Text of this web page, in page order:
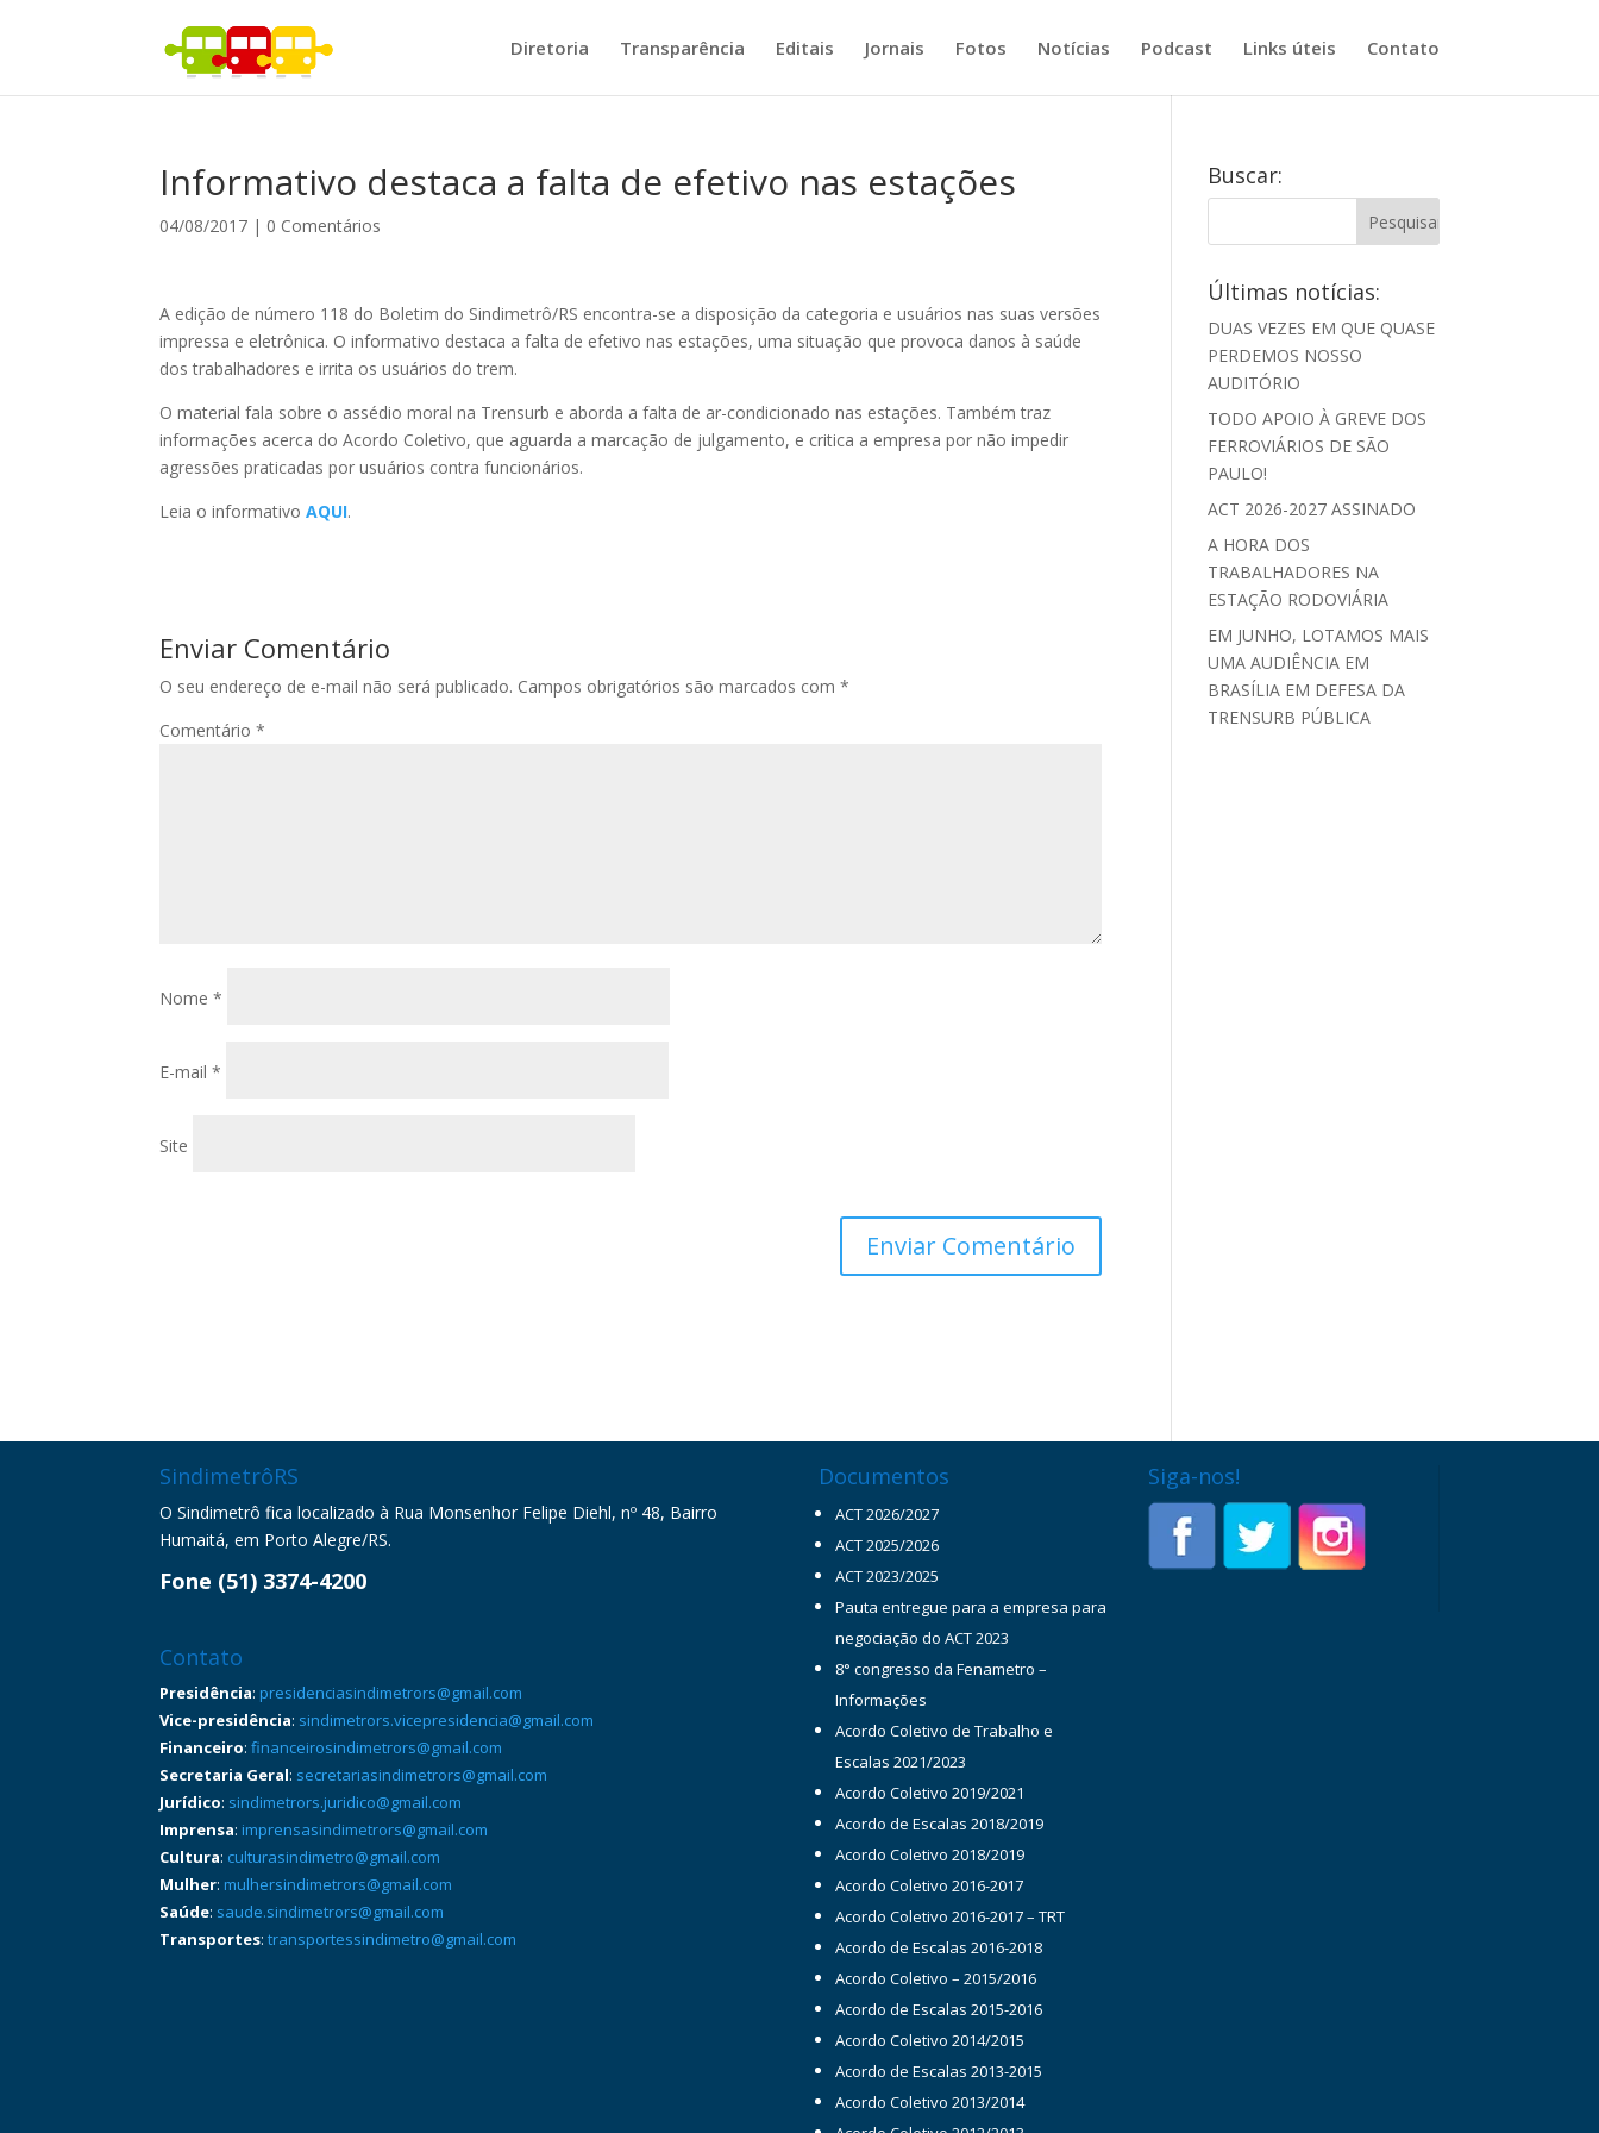
Diretoria Transparência Editais Jornais Fotos Notícias Podcast Links úteis Contato
Informativo destaca a falta de efetivo nas estações
04/08/2017 | 0 Comentários
A edição de número 118 do Boletim do Sindimetrô/RS encontra-se a disposição da categoria e usuários nas suas versões
impressa e eletrônica. O informativo destaca a falta de efetivo nas estações, uma situação que provoca danos à saúde
dos trabalhadores e irrita os usuários do trem.
O material fala sobre o assédio moral na Trensurb e aborda a falta de ar-condicionado nas estações. Também traz
informações acerca do Acordo Coletivo, que aguarda a marcação de julgamento, e critica a empresa por não impedir
agressões praticadas por usuários contra funcionários.
Leia o informativoAQUI.
Enviar Comentário
O seu endereço de e-mail não será publicado. Campos obrigatórios são marcados com*
Comentário*
Nome*
E-mail*
Site
Buscar:
Últimas notícias:
DUAS VEZES EM QUE QUASE
PERDEMOS NOSSO
AUDITÓRIO
TODO APOIO À GREVE DOS
FERROVIÁRIOS DE SÃO
PAULO!
ACT 2026-2027 ASSINADO
A HORA DOS
TRABALHADORES NA
ESTAÇÃO RODOVIÁRIA
EM JUNHO, LOTAMOS MAIS
UMA AUDIÊNCIA EM
BRASÍLIA EM DEFESA DA
TRENSURB PÚBLICA
SindimetrôRS
O Sindimetrô fica localizado à Rua Monsenhor Felipe Diehl, nº 48, Bairro
Humaitá, em Porto Alegre/RS.
Fone (51) 3374-4200
Contato
Presidência: presidenciasindimetrors@gmail.com
Vice-presidência: sindimetrors.vicepresidencia@gmail.com
Financeiro:financeirosindimetrors@gmail.com
Secretaria Geral: secretariasindimetrors@gmail.com
Jurídico: sindimetrors.juridico@gmail.com
Imprensa: imprensasindimetrors@gmail.com
Cultura: culturasindimetro@gmail.com
Mulher: mulhersindimetrors@gmail.com
Saúde: saude.sindimetrors@gmail.com
Transportes:transportessindimetro@gmail.com
Documentos
ACT 2026/2027
ACT 2025/2026
ACT 2023/2025
Pauta entregue para a empresa para
negociação do ACT 2023
8° congresso da Fenametro –
Informações
Acordo Coletivo de Trabalho e
Escalas 2021/2023
Acordo Coletivo 2019/2021
Acordo de Escalas 2018/2019
Acordo Coletivo 2018/2019
Acordo Coletivo 2016-2017
Acordo Coletivo 2016-2017 – TRT
Acordo de Escalas 2016-2018
Acordo Coletivo – 2015/2016
Acordo de Escalas 2015-2016
Acordo Coletivo 2014/2015
Acordo de Escalas 2013-2015
Acordo Coletivo 2013/2014
Siga-nos!